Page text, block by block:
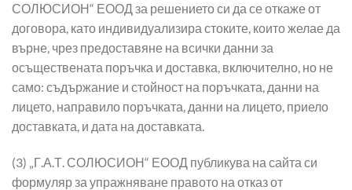
СОЛЮСИОН“ ЕООД за решението си да се откаже от
договора, като индивидуализира стоките, които желае да
върне, чрез предоставяне на всички данни за
осъществената поръчка и доставка, включително, но не
само: съдържание и стойност на поръчката, данни на
лицето, направило поръчката, данни на лицето, приело
доставката, и дата на доставката.
(3) „Г.А.Т. СОЛЮСИОН“ ЕООД публикува на сайта си
формуляр за упражняване правото на отказ от